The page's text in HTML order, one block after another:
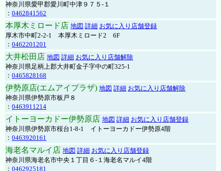
神奈川県愛甲郡愛川町中津９７５-１
： 0462841562
本厚木ミロード店 地図 詳細 お気に入り店舗登録
厚木市中町2-2-1 本厚木ミロード2 6F
： 0462201201
大井松田店 地図 詳細 お気に入り店舗解除
神奈川県足柄上郡大井町金子字中の町325-1
： 0465828168
伊勢原店(エムアイプラザ) 地図 詳細 お気に入り店舗解除
神奈川県伊勢原市板戸８
： 0463911214
イトーヨーカドー伊勢原店 地図 詳細 お気に入り店舗登録
神奈川県伊勢原市桜台1-8-1 イトーヨーカドー伊勢原4階
： 0463920161
海老名マルイ店 地図 詳細 お気に入り店舗登録
神奈川県海老名市中央１丁目６-１海老名マルイ4階
： 0462925181